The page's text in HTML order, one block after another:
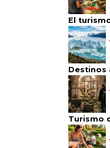
El
Destinos
Turismo